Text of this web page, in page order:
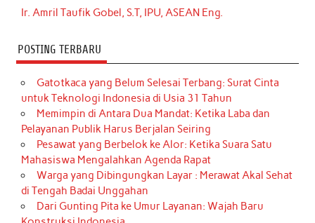
Ir. Amril Taufik Gobel, S.T, IPU, ASEAN Eng.
POSTING TERBARU
Gatotkaca yang Belum Selesai Terbang: Surat Cinta
untuk Teknologi Indonesia di Usia 31 Tahun
Memimpin di Antara Dua Mandat: Ketika Laba dan
Pelayanan Publik Harus Berjalan Seiring
Pesawat yang Berbelok ke Alor: Ketika Suara Satu
Mahasiswa Mengalahkan Agenda Rapat
Warga yang Dibingungkan Layar : Merawat Akal Sehat
di Tengah Badai Unggahan
Dari Gunting Pita ke Umur Layanan: Wajah Baru